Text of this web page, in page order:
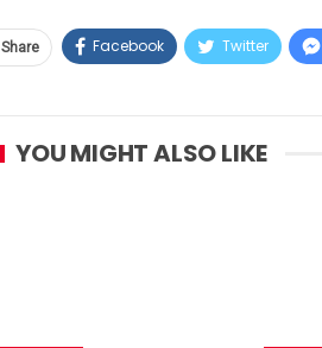
Share Facebook Twitter
YOU MIGHT ALSO LIKE